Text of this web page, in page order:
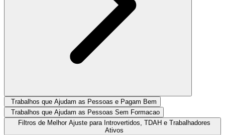
Trabalhos que Ajudam as Pessoas e Pagam Bem
Trabalhos que Ajudam as Pessoas Sem Formacao
Filtros de Melhor Ajuste para Introvertidos, TDAH e Trabalhadores
Ativos